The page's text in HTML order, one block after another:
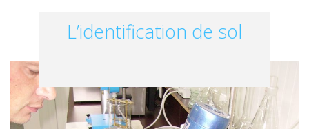
L’identification de sol